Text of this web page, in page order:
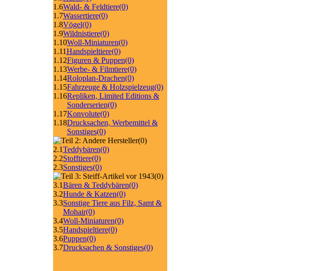
1.6Wald- & Feldtiere(0)
1.7Wassertiere(0)
1.8Vögel(0)
1.9Wildnistiere(0)
1.10Woll-Miniaturen(0)
1.11Handspieltiere(0)
1.12Figuren & Puppen(0)
1.13Werbe- & Filmtiere(0)
1.14Roloplan-Drachen(0)
1.15Fahrzeuge & Holzspielzeug(0)
1.16Repliken, Limited Editions &
Sonderserien(0)
1.17Konvolute(0)
1.18Drucksachen, Werbemittel &
Sonstiges(0)
(0)
2.1Teddybären(0)
2.2Stofftiere(0)
2.3Sonstiges(0)
(0)
3.1Bären & Teddybären(0)
3.2Hunde & Katzen(0)
3.3Sonstige Tiere aus Filz, Samt &
Mohair(0)
3.4Woll-Miniaturen(0)
3.5Handspieltiere(0)
3.6Puppen(0)
3.7Drucksachen & Sonstiges(0)